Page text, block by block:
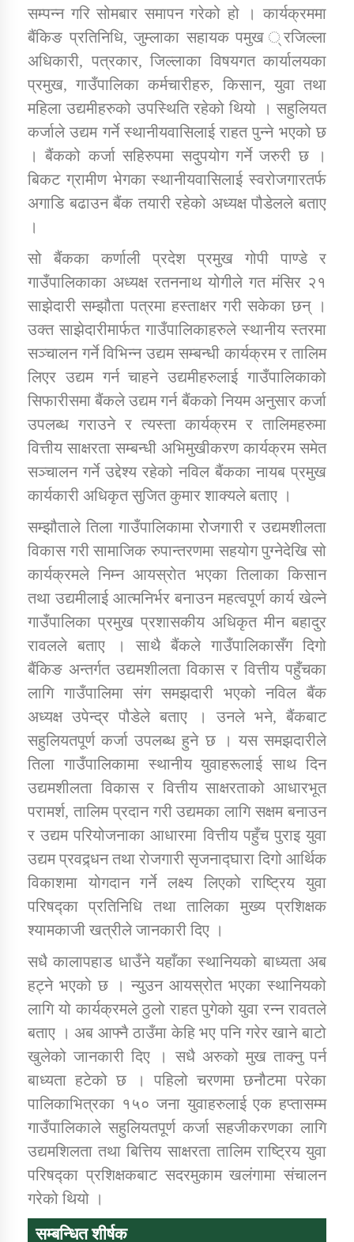
कर्णाली प्राविधि शिक्षालय जुम्लाको सुचना
तातोपानी गाउँपालिकाको न्यायिक समिति सम्बन्धी सन्देश
तातोपानी गाउँपालिका जुम्लाको महिला तथा लैङ्गिक हिंसा
तातोपानी गाउँपालिका जुम्लाको महिनावारी सम्बन्धिकाे
सन्देश
तातोपानी गाउँपालिका जुम्लाको बालविवाह सन्देश
तातोपानी गाउँपालिका जुम्लाको सूचना
तातोपानी गाउँपालिका जुम्लाको सूचना
सम्पन्न गरि सोमबार समापन गरेको हो । कार्यक्रममा
बैंकिङ प्रतिनिधि, जुम्लाका सहायक पमुख ्रजिल्ला
अधिकारी, पत्रकार, जिल्लाका विषयगत कार्यालयका
प्रमुख, गाउँपालिका कर्मचारीहरु, किसान, युवा तथा
महिला उद्यमीहरुको उपस्थिति रहेको थियो । सहुलियत
कर्जाले उद्यम गर्ने स्थानीयवासिलाई राहत पुन्ने भएको छ
। बैंकको कर्जा सहिरुपमा सदुपयोग गर्ने जरुरी छ ।
बिकट ग्रामीण भेगका स्थानीयवासिलाई स्वरोजगारतर्फ
अगाडि बढाउन बैंक तयारी रहेको अध्यक्ष पौडेलले बताए
।
सो बैंकका कर्णाली प्रदेश प्रमुख गोपी पाण्डे र
गाउँपालिकाका अध्यक्ष रतननाथ योगीले गत मंसिर २१
साझेदारी सम्झौता पत्रमा हस्ताक्षर गरी सकेका छन् ।
उक्त साझेदारीमार्फत गाउँपालिकाहरुले स्थानीय स्तरमा
सञ्चालन गर्ने विभिन्न उद्यम सम्बन्धी कार्यक्रम र तालिम
लिएर उद्यम गर्न चाहने उद्यमीहरुलाई गाउँपालिकाको
सिफारीसमा बैंकले उद्यम गर्न बैंकको नियम अनुसार कर्जा
उपलब्ध गराउने र त्यस्ता कार्यक्रम र तालिमहरुमा
वित्तीय साक्षरता सम्बन्धी अभिमुखीकरण कार्यक्रम समेत
सञ्चालन गर्ने उद्देश्य रहेको नविल बैंकका नायब प्रमुख
कार्यकारी अधिकृत सुजित कुमार शाक्यले बताए ।
सम्झौताले तिला गाउँपालिकामा रोेजगारी र उद्यमशीलता
विकास गरी सामाजिक रुपान्तरणमा सहयोग पुग्नेदेखि सो
कार्यक्रमले निम्न आयस्रोत भएका तिलाका किसान
तथा उद्यमीलाई आत्मनिर्भर बनाउन महत्वपूर्ण कार्य खेल्ने
गाउँपालिका प्रमुख प्रशासकीय अधिकृत मीन बहादुर
रावलले बताए । साथै बैंकले गाउँपालिकासँग दिगो
बैंकिङ अन्तर्गत उद्यमशीलता विकास र वित्तीय पहुँचका
लागि गाउँपालिमा संग समझदारी भएको नविल बैंक
अध्यक्ष उपेन्द्र पौडेले बताए । उनले भने, बैंकबाट
सहुलियतपूर्ण कर्जा उपलब्ध हुने छ । यस समझदारीले
तिला गाउँपालिकामा स्थानीय युवाहरूलाई साथ दिन
उद्यमशीलता विकास र वित्तीय साक्षरताको आधारभूत
परामर्श, तालिम प्रदान गरी उद्यमका लागि सक्षम बनाउन
र उद्यम परियोजनाका आधारमा वित्तीय पहुँच पुराइ युवा
उद्यम प्रवद्र्धन तथा रोजगारी सृजनाद्घारा दिगो आर्थिक
विकाशमा योगदान गर्ने लक्ष्य लिएको राष्ट्रिय युवा
परिषद्का प्रतिनिधि तथा तालिका मुख्य प्रशिक्षक
श्यामकाजी खत्रीले जानकारी दिए ।
सधै कालापहाड धाउँने यहाँका स्थानियको बाध्यता अब
हट्ने भएको छ । न्युउन आयस्रोत भएका स्थानियको
लागि यो कार्यक्रमले ठुलो राहत पुगेको युवा रन्न रावतले
बताए । अब आफ्नै ठाउँमा केहि भए पनि गरेर खाने बाटो
खुलेको जानकारी दिए । सधै अरुको मुख ताक्नु पर्न
बाध्यता हटेको छ । पहिलो चरणमा छनौटमा परेका
पालिकाभित्रका १५० जना युवाहरुलाई एक हप्तासम्म
गाउँपालिकाले सहुलियतपूर्ण कर्जा सहजीकरणका लागि
उद्यमशिलता तथा बित्तिय साक्षरता तालिम राष्ट्रिय युवा
परिषद्का प्रशिक्षकबाट सदरमुकाम खलंगामा संचालन
गरेको थियो ।
सम्बन्धित शीर्षक